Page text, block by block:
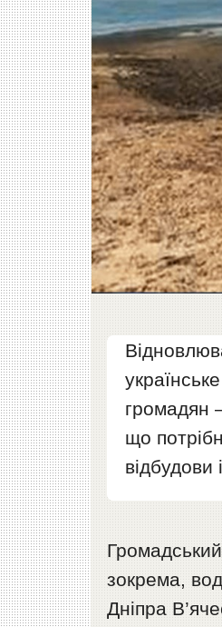
громадян
що
Громадський
зокрема,
Дніпра